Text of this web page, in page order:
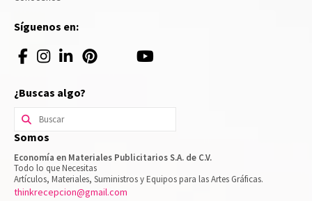
Síguenos en:
¿Buscas algo?
Buscar
por:
Somos
Economía en Materiales Publicitarios S.A. de C.V.
Todo lo que Necesitas
Artículos, Materiales, Suministros y Equipos para las Artes Gráficas.
thinkrecepcion@gmail.com